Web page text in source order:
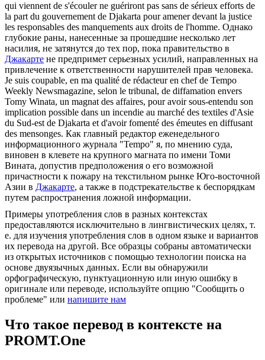
qui viennent de s'écouler ne guériront pas sans de sérieux efforts de
la part du gouvernement de Djakarta pour amener devant la justice
les responsables des manquements aux droits de l'homme. Однако
глубокие раны, нанесенные за прошедшие несколько лет
насилия, не затянутся до тех пор, пока правительство в
Джакарте не предпримет серьезных усилий, направленных на
привлечение к ответственности нарушителей прав человека.
Je suis coupable, en ma qualité de rédacteur en chef de Tempo
Weekly Newsmagazine, selon le tribunal, de diffamation envers
Tomy Winata, un magnat des affaires, pour avoir sous-entendu son
implication possible dans un incendie au marché des textiles d'Asie
du Sud-est de Djakarta et d'avoir fomenté des émeutes en diffusant
des mensonges. Как главный редактор еженедельного
информационного журнала "Tempo" я, по мнению суда,
виновен в клевете на крупного магната по имени Томи
Вината, допустив предположения о его возможной
причастности к пожару на текстильном рынке Юго-восточной
Азии в Джакарте, а также в подстрекательстве к беспорядкам
путем распространения ложной информации.
Примеры употребления слов в разных контекстах
предоставляются исключительно в лингвистических целях, т.
е. для изучения употребления слов в одном языке и вариантов
их перевода на другой. Все образцы собраны автоматически
из открытых источников с помощью технологии поиска на
основе двуязычных данных. Если вы обнаружили
орфографическую, пунктуационную или иную ошибку в
оригинале или переводе, используйте опцию "Сообщить о
проблеме" или напишите нам
Что такое перевод в контексте на
PROMT.One